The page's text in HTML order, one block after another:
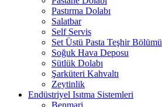
Pastırma Dolabı
Salatbar
Self Servis
Set Üstü Pasta Teşhir Bölümü
Soğuk Hava Deposu
Sütlük Dolabı
Şarküteri Kahvaltı
Zeytinlik
Endüstriyel Isıtma Sistemleri
Benmari